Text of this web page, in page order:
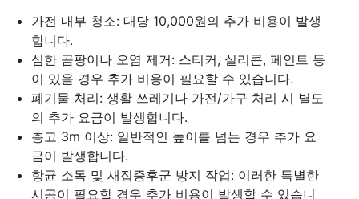
가전 내부 청소: 대당 10,000원의 추가 비용이 발생
합니다.
심한 곰팡이나 오염 제거: 스티커, 실리콘, 페인트 등
이 있을 경우 추가 비용이 필요할 수 있습니다.
폐기물 처리: 생활 쓰레기나 가전/가구 처리 시 별도
의 추가 요금이 발생합니다.
층고 3m 이상: 일반적인 높이를 넘는 경우 추가 요
금이 발생합니다.
항균 소독 및 새집증후군 방지 작업: 이러한 특별한
시공이 필요할 경우 추가 비용이 발생할 수 있습니